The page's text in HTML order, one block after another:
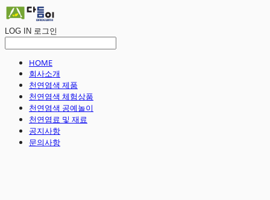
LOG IN 로그인
HOME
회사소개
천연염색 제품
천연염색 체험상품
천연염색 공예놀이
천연염료 및 재료
공지사항
문의사항